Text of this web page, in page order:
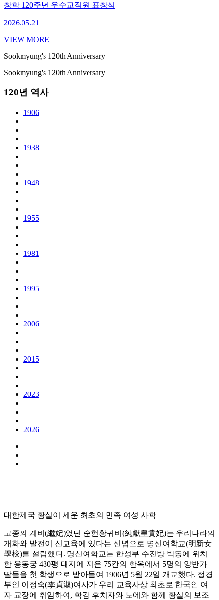
창학 120주년 우수교직원 표창식
2026.05.21
VIEW MORE
Sookmyung's 120th Anniversary
Sookmyung's 120th Anniversary
120년 역사
1906
1938
1948
1955
1981
1995
2006
2015
2023
2026
대한제국 황실이 세운 최초의 민족 여성 사학
고종의 계비(繼妃)였던 순헌황귀비(純獻皇貴妃)는 우리나라의
개화와 발전이 신교육에 있다는 신념으로 명신여학교(明新女
學校)를 설립했다. 명신여학교는 한성부 수진방 박동에 위치
한 용동궁 480평 대지에 지은 75칸의 한옥에서 5명의 양반가
딸들을 첫 학생으로 받아들여 1906년 5월 22일 개교했다. 정경
부인 이정숙(李貞淑)여사가 우리 교육사상 최초로 한국인 여
자 교장에 취임하여, 학감 후치자와 노에와 함께 황실의 보조